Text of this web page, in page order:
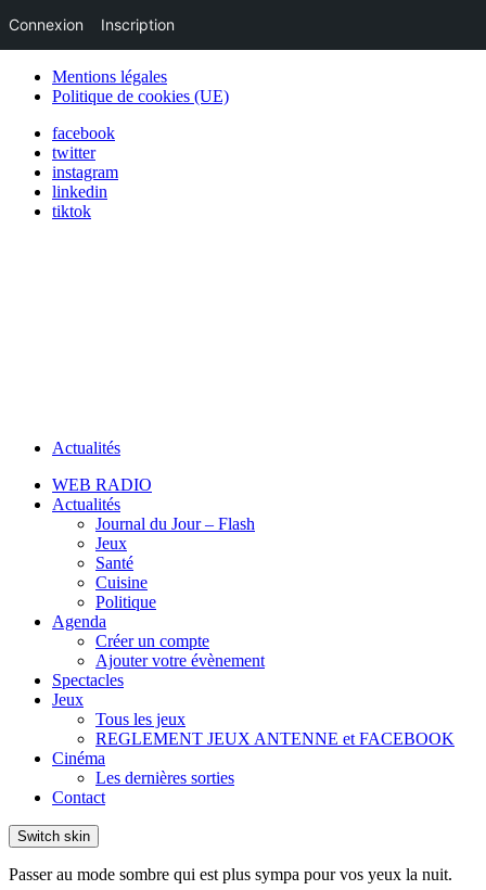
Mentions légales
Politique de cookies (UE)
facebook
twitter
instagram
linkedin
tiktok
Actualités
WEB RADIO
Actualités
Journal du Jour – Flash
Jeux
Santé
Cuisine
Politique
Agenda
Créer un compte
Ajouter votre évènement
Spectacles
Jeux
Tous les jeux
REGLEMENT JEUX ANTENNE et FACEBOOK
Cinéma
Les dernières sorties
Contact
Switch skin
Passer au mode sombre qui est plus sympa pour vos yeux la nuit.
Connexion Inscription